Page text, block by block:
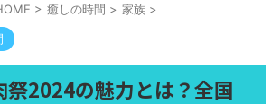
> 癒しの時間 > 家族 >
祭2024の魅力とは？全国